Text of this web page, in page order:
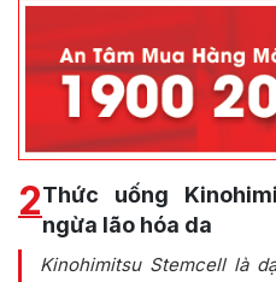
2Thức uống
ngừa lão hóa da
Kinohimitsu Stemcell là